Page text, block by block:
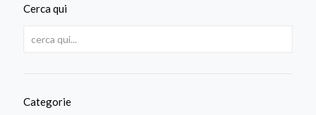
Cerca qui
Categorie